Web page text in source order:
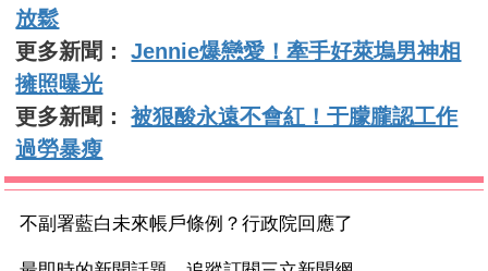
放鬆
更多新聞：Jennie爆戀愛！牽手好萊塢男神相
擁照曝光
更多新聞：被狠酸永遠不會紅！于朦朧認工作
過勞暴瘦
不副署藍白未來帳戶條例？行政院回應了